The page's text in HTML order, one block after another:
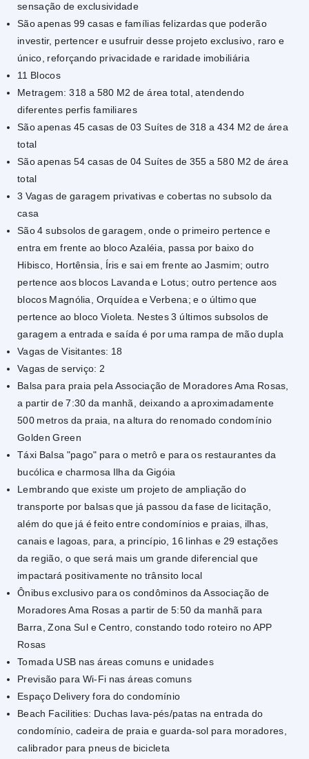
sensação de exclusividade
São apenas 99 casas e famílias felizardas que poderão
investir, pertencer e usufruir desse projeto exclusivo, raro e
único, reforçando privacidade e raridade imobiliária
11 Blocos
Metragem: 318 a 580 M2 de área total, atendendo
diferentes perfis familiares
São apenas 45 casas de 03 Suítes de 318 a 434 M2 de área
total
São apenas 54 casas de 04 Suítes de 355 a 580 M2 de área
total
3 Vagas de garagem privativas e cobertas no subsolo da
casa
São 4 subsolos de garagem, onde o primeiro pertence e
entra em frente ao bloco Azaléia, passa por baixo do
Hibisco, Hortênsia, Íris e sai em frente ao Jasmim; outro
pertence aos blocos Lavanda e Lotus; outro pertence aos
blocos Magnólia, Orquídea e Verbena; e o último que
pertence ao bloco Violeta. Nestes 3 últimos subsolos de
garagem a entrada e saída é por uma rampa de mão dupla
Vagas de Visitantes: 18
Vagas de serviço: 2
Balsa para praia pela Associação de Moradores Ama Rosas,
a partir de 7:30 da manhã, deixando a aproximadamente
500 metros da praia, na altura do renomado condomínio
Golden Green
Táxi Balsa "pago" para o metrô e para os restaurantes da
bucólica e charmosa Ilha da Gigóia
Lembrando que existe um projeto de ampliação do
transporte por balsas que já passou da fase de licitação,
além do que já é feito entre condomínios e praias, ilhas,
canais e lagoas, para, a princípio, 16 linhas e 29 estações
da região, o que será mais um grande diferencial que
impactará positivamente no trânsito local
Ônibus exclusivo para os condôminos da Associação de
Moradores Ama Rosas a partir de 5:50 da manhã para
Barra, Zona Sul e Centro, constando todo roteiro no APP
Rosas
Tomada USB nas áreas comuns e unidades
Previsão para Wi-Fi nas áreas comuns
Espaço Delivery fora do condomínio
Beach Facilities: Duchas lava-pés/patas na entrada do
condomínio, cadeira de praia e guarda-sol para moradores,
calibrador para pneus de bicicleta